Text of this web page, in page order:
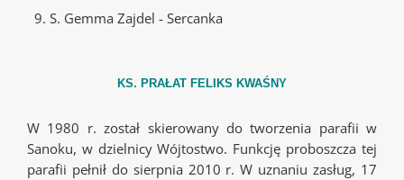
9. S. Gemma Zajdel - Sercanka
KS. PRAŁAT FELIKS KWAŚNY
W 1980 r. został skierowany do tworzenia parafii w
Sanoku, w dzielnicy Wójtostwo. Funkcję proboszcza tej
parafii pełnił do sierpnia 2010 r.W uznaniu zasług, 17